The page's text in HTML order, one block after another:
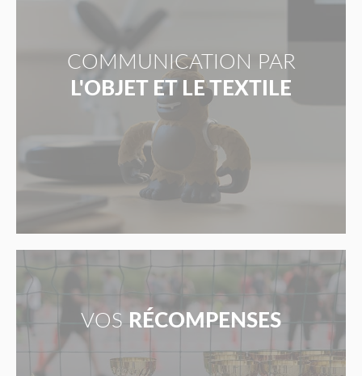
COMMUNICATION PAR
L'OBJET ET LE TEXTILE
VOS RÉCOMPENSES